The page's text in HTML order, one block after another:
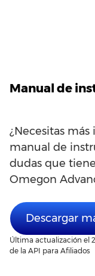
Manual de
¿Necesitas más
manual de
dudas que
Omegon
Descargar
Última actualización el
de la API para Afiliados